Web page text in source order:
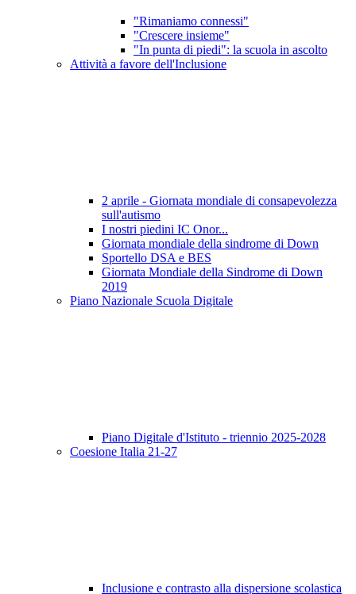
"Rimaniamo connessi"
"Crescere insieme"
"In punta di piedi": la scuola in ascolto
Attività a favore dell'Inclusione
2 aprile - Giornata mondiale di consapevolezza
sull'autismo
I nostri piedini IC Onor...
Giornata mondiale della sindrome di Down
Sportello DSA e BES
Giornata Mondiale della Sindrome di Down
2019
Piano Nazionale Scuola Digitale
Piano Digitale d'Istituto - triennio 2025-2028
Coesione Italia 21-27
Inclusione e contrasto alla dispersione scolastica